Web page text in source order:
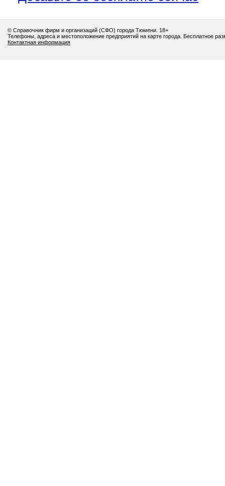
© Справочник фирм и организаций (СФО) города Тюмени. 18+
Телефоны, адреса и местоположение предприятий на карте города. Бесплатное
Контактная информация